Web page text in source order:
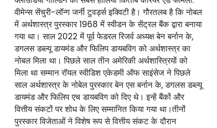
वीमेन्स सेंचुरी-लॉन्ग जर्नी टुवर्ड्स इक्विटी है। गौरतलब है कि नोबल
में अर्थशास्त्र पुरस्कार 1968 में स्वीडन के सेंट्रल बैंक द्वारा बनाया
गया था। साल 2022 में पूर्व फेडरल रिजर्व अध्यक्ष बेन बर्नान के,
डगलस डब्ल्यू डायमंड और फिलिप डायबविग को अर्थशास्त्र का
नोबल मिला था। पिछले साल तीन अमेरिकी अर्थशास्त्रियों को
मिला था सम्मान रॉयल स्वीडिश एकेडमी ऑफ साइंसेज ने पिछले
साल अर्थशास्त्र के नोबेल पुरस्कार बेन एस बर्नान के, डगलस डब्ल्यू
डायमंड और फिलिप एच डायबविग को दिए थे। इन्हें बैंकों और
वित्तीय संकटों पर शोध के लिए सम्मानित किया गया था।तीनों
पुरस्कार विजेताओं ने विशेष रूप से वित्तीय संकट के दौरान